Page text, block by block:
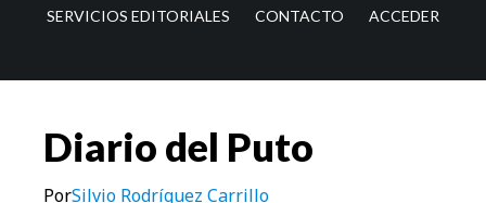
SERVICIOS EDITORIALES CONTACTO ACCEDER
Diario del Puto
PorSilvio Rodríguez Carrillo